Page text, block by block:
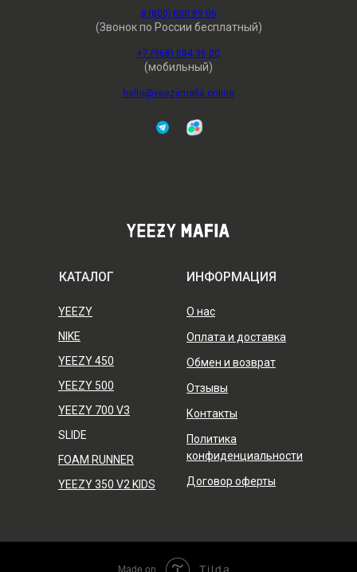
8 (800) 600 89 06
(Звонок по России бесплатный)
+7 (968) 084 36 00
(мобильный)
hello@yeezymafia.online
КАТАЛОГ ИНФОРМАЦИЯ
YEEZY
YEEZY 500
SLIDE
YEEZY 700 V3
О нас
Оплата и доставка
Отзывы
Контакты
Политика
конфиденциальности
Договор оферты
YEEZY 350 V2 KIDS
FOAM RUNNER
Обмен и возврат
NIKE
YEEZY 450
Made on